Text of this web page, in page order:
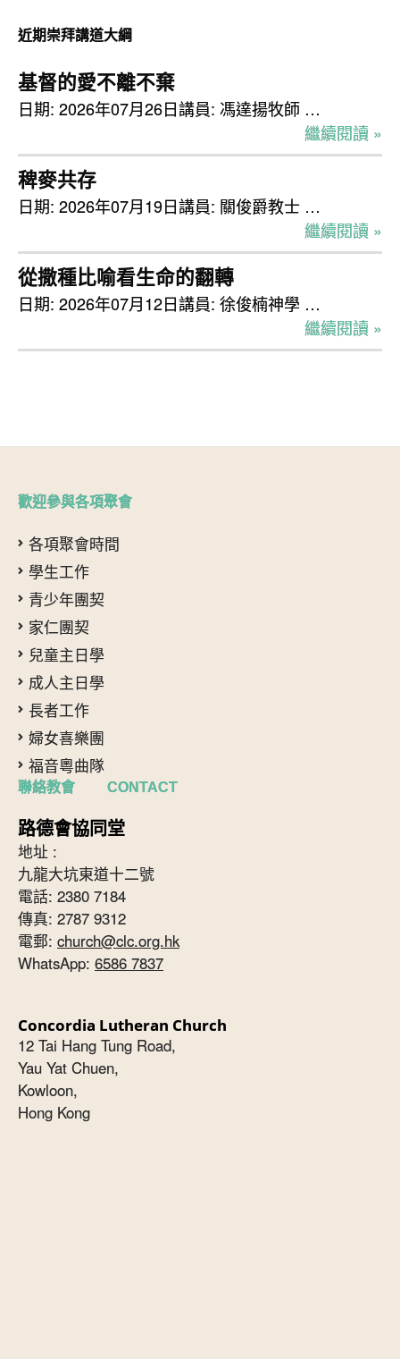
檢
視
近期崇拜講道大綱
基督的愛不離不棄
日期: 2026年07月26日講員: 馮達揚牧師 …
繼續閱讀 »
稗麥共存
日期: 2026年07月19日講員: 關俊爵教士 …
繼續閱讀 »
從撒種比喻看生命的翻轉
日期: 2026年07月12日講員: 徐俊楠神學 …
繼續閱讀 »
歡迎參與各項聚會
各項聚會時間
學生工作
青少年團契
家仁團契
兒童主日學
成人主日學
長者工作
婦女喜樂團
福音粵曲隊
聯絡教會 CONTACT
路德會協同堂
地址 :
九龍大坑東道十二號
電話: 2380 7184
傳真: 2787 9312
電郵: church@clc.org.hk
WhatsApp: 6586 7837
Concordia Lutheran Church
12 Tai Hang Tung Road,
Yau Yat Chuen,
Kowloon,
Hong Kong